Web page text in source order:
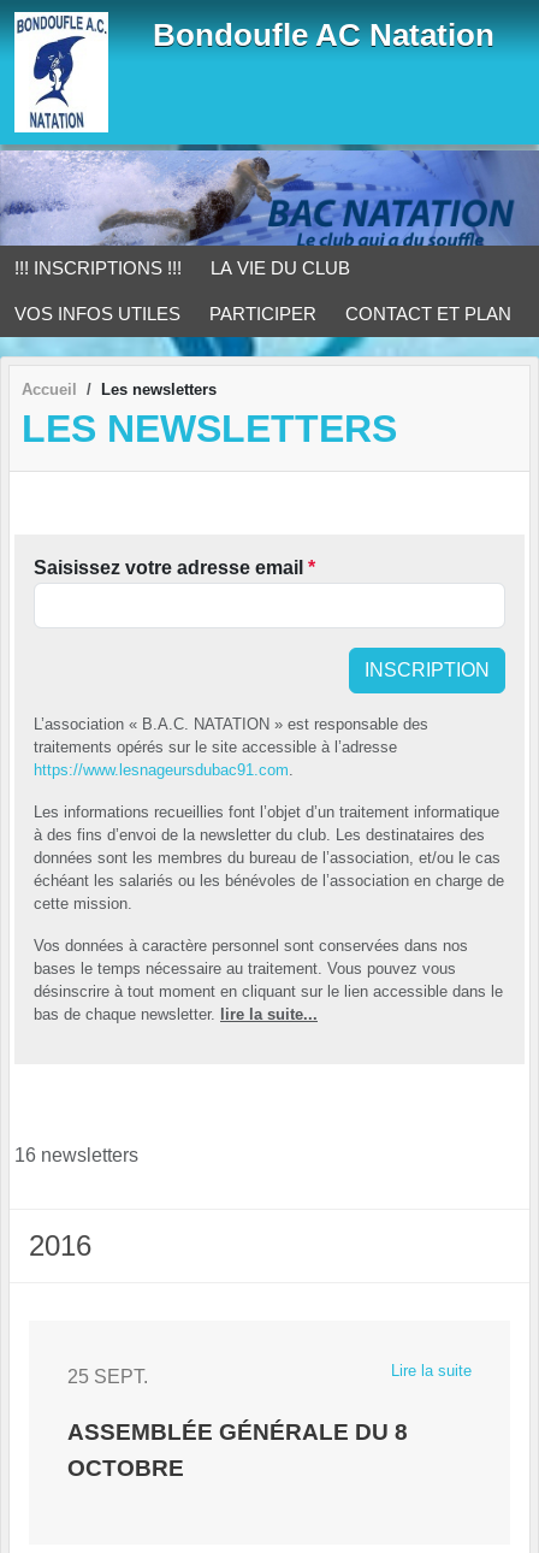
Bondoufle AC Natation
!!! INSCRIPTIONS !!! LA VIE DU CLUB
VOS INFOS UTILES PARTICIPER CONTACT ET PLAN
Accueil Les newsletters
LES NEWSLETTERS
Saisissez votre adresse email *
INSCRIPTION
L’association « B.A.C. NATATION » est responsable des
traitements opérés sur le site accessible à l’adresse
https://www.lesnageursdubac91.com.
Les informations recueillies font l’objet d’un traitement informatique
à des fins d’envoi de la newsletter du club. Les destinataires des
données sont les membres du bureau de l’association, et/ou le cas
échéant les salariés ou les bénévoles de l’association en charge de
cette mission.
Vos données à caractère personnel sont conservées dans nos
bases le temps nécessaire au traitement. Vous pouvez vous
désinscrire à tout moment en cliquant sur le lien accessible dans le
bas de chaque newsletter.
lire la suite...
16 newsletters
2016
Lire la suite
25 SEPT.
ASSEMBLÉE GÉNÉRALE DU 8
OCTOBRE
Panneau de gestion des cookies